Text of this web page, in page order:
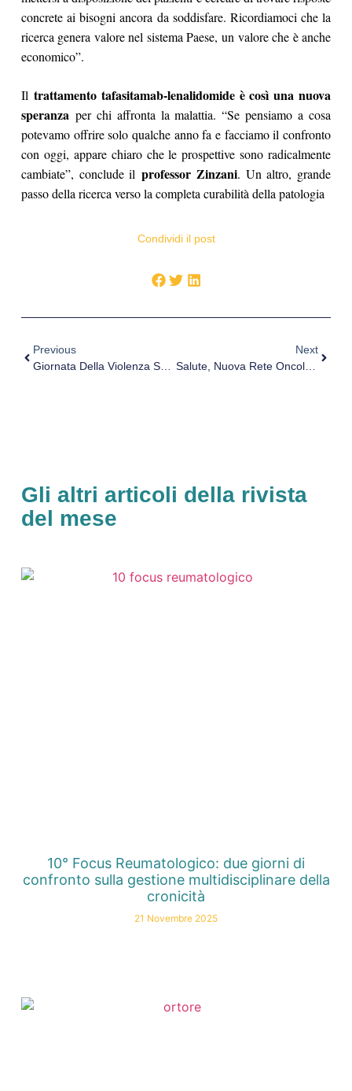
concrete ai bisogni ancora da soddisfare. Ricordiamoci che la
ricerca genera valore nel sistema Paese, un valore che è anche
economico”.
Il trattamento tafasitamab-lenalidomide è così una nuova
speranza per chi affronta la malattia. “Se pensiamo a cosa
potevamo offrire solo qualche anno fa e facciamo il confronto
con oggi, appare chiaro che le prospettive sono radicalmente
cambiate”, conclude ilprofessor Zinzani. Un altro, grande
passo della ricerca verso la completa curabilità della patologia
Condividi il post
Previous
Giornata Della Violenza Sulle Donne: I 5 Segnali Da Non Sottovalutare
Next
Salute, Nuova Rete Oncologica Siciliana
Gli altri articoli della rivista
del mese
10° Focus Reumatologico: due giorni di
confronto sulla gestione multidisciplinare della
cronicità
21 Novembre 2025